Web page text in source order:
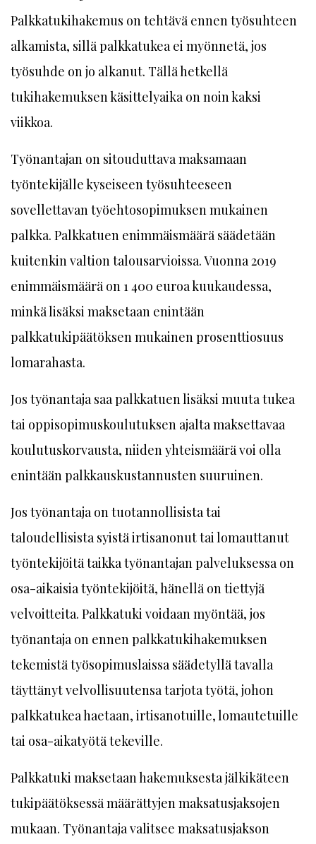
Palkkatukihakemus on tehtävä ennen työsuhteen
alkamista, sillä palkkatukea ei myönnetä, jos
työsuhde on jo alkanut. Tällä hetkellä
tukihakemuksen käsittelyaika on noin kaksi
viikkoa.
Työnantajan on sitouduttava maksamaan
työntekijälle kyseiseen työsuhteeseen
sovellettavan työehtosopimuksen mukainen
palkka. Palkkatuen enimmäismäärä säädetään
kuitenkin valtion talousarvioissa. Vuonna 2019
enimmäismäärä on 1 400 euroa kuukaudessa,
minkä lisäksi maksetaan enintään
palkkatukipäätöksen mukainen prosenttiosuus
lomarahasta.
Jos työnantaja saa palkkatuen lisäksi muuta tukea
tai oppisopimuskoulutuksen ajalta maksettavaa
koulutuskorvausta, niiden yhteismäärä voi olla
enintään palkkauskustannusten suuruinen.
Jos työnantaja on tuotannollisista tai
taloudellisista syistä irtisanonut tai lomauttanut
työntekijöitä taikka työnantajan palveluksessa on
osa-aikaisia työntekijöitä, hänellä on tiettyjä
velvoitteita. Palkkatuki voidaan myöntää, jos
työnantaja on ennen palkkatukihakemuksen
tekemistä työsopimuslaissa säädetyllä tavalla
täyttänyt velvollisuutensa tarjota työtä, johon
palkkatukea haetaan, irtisanotuille, lomautetuille
tai osa-aikatyötä tekeville.
Palkkatuki maksetaan hakemuksesta jälkikäteen
tukipäätöksessä määrättyjen maksatusjaksojen
mukaan. Työnantaja valitsee maksatusjakson